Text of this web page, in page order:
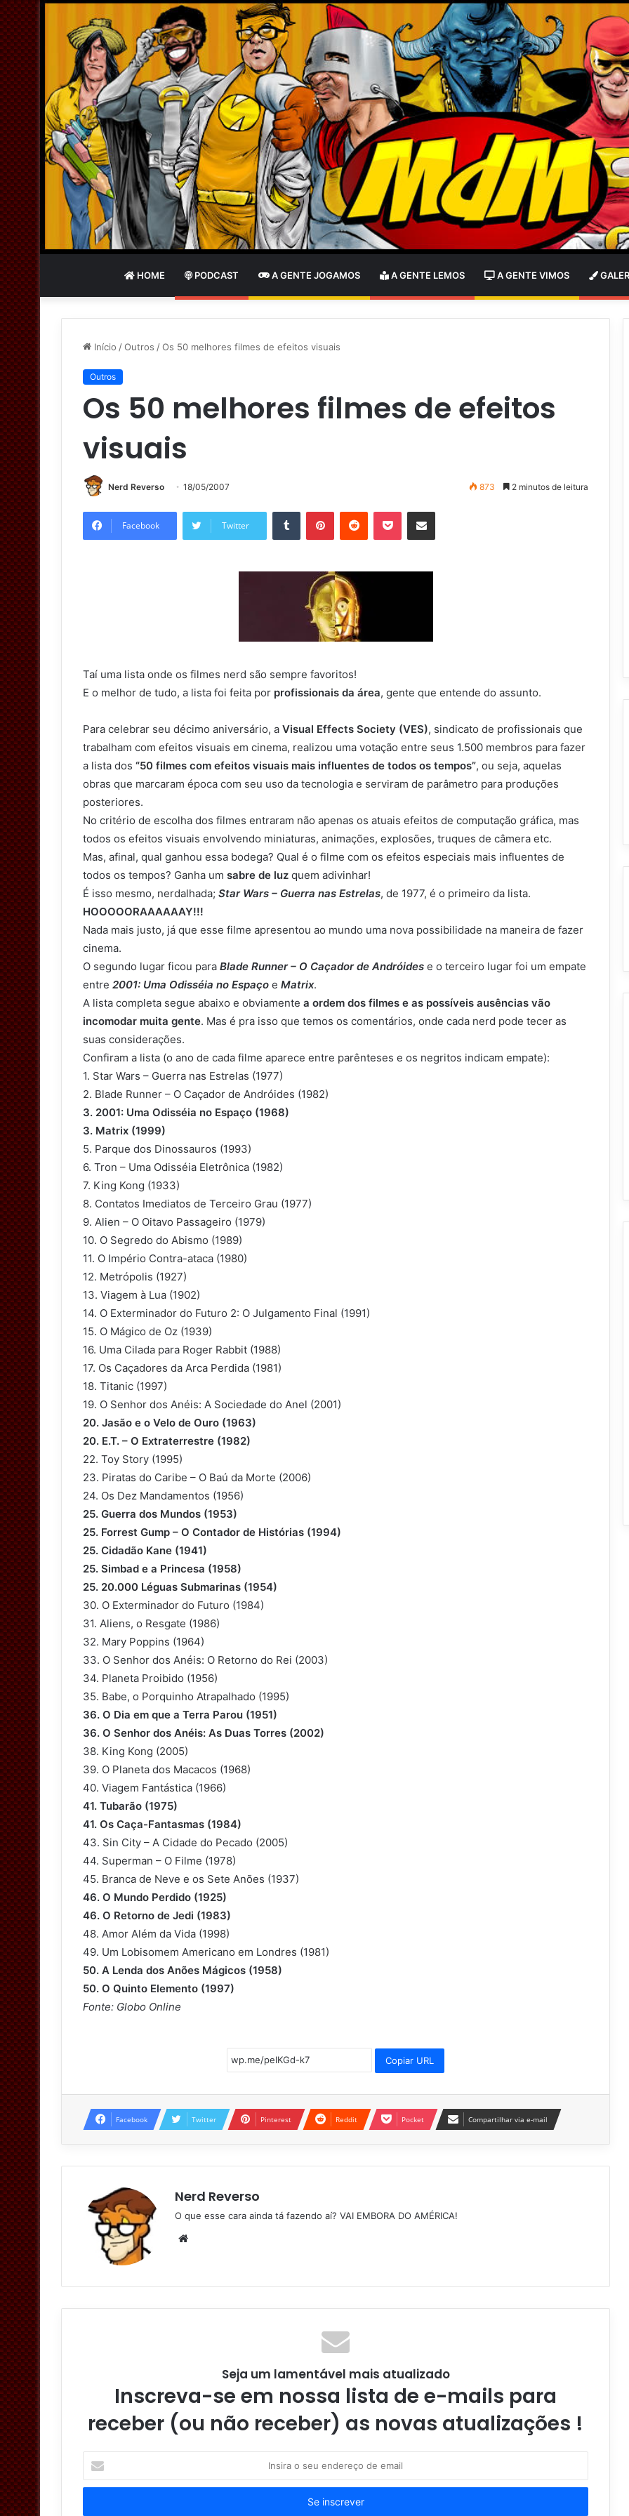
HOME PODCAST A GENTE JOGAMOS A GENTE LEMOS A GENTE VIMOS
Início /Outros /Os 50 melhores filmes de efeitos visuais
Outros
Os 50 melhores filmes de efeitos
visuais
Nerd Reverso 18/05/2007 873 2 minutos de leitura
Facebook Twitter
Taí uma lista onde os filmes nerd são sempre favoritos!
E o melhor de tudo, a lista foi feita por profissionais da área, gente que entende do assunto.
Para celebrar seu décimo aniversário, a Visual Effects Society (VES), sindicato de profissionais que
trabalham com efeitos visuais em cinema, realizou uma votação entre seus 1.500 membros para fazer
a lista dos “50 filmes com efeitos visuais mais influentes de todos os tempos”, ou seja, aquelas
obras que marcaram época com seu uso da tecnologia e serviram de parâmetro para produções
posteriores.
No critério de escolha dos filmes entraram não apenas os atuais efeitos de computação gráfica, mas
todos os efeitos visuais envolvendo miniaturas, animações, explosões, truques de câmera etc.
Mas, afinal, qual ganhou essa bodega? Qual é o filme com os efeitos especiais mais influentes de
todos os tempos? Ganha um sabre de luz quem adivinhar!
É isso mesmo, nerdalhada; Star Wars – Guerra nas Estrelas, de 1977, é o primeiro da lista.
HOOOOORAAAAAAY!!!
Nada mais justo, já que esse filme apresentou ao mundo uma nova possibilidade na maneira de fazer
cinema.
O segundo lugar ficou para Blade Runner – O Caçador de Andróides e o terceiro lugar foi um empate
entre 2001: Uma Odisséia no Espaço e Matrix.
A lista completa segue abaixo e obviamente a ordem dos filmes e as possíveis ausências vão
incomodar muita gente. Mas é pra isso que temos os comentários, onde cada nerd pode tecer as
suas considerações.
Confiram a lista (o ano de cada filme aparece entre parênteses e os negritos indicam empate):
1. Star Wars – Guerra nas Estrelas (1977)
2. Blade Runner – O Caçador de Andróides (1982)
3. 2001: Uma Odisséia no Espaço (1968)
3. Matrix (1999)
5. Parque dos Dinossauros (1993)
6. Tron – Uma Odisséia Eletrônica (1982)
7. King Kong (1933)
8. Contatos Imediatos de Terceiro Grau (1977)
9. Alien – O Oitavo Passageiro (1979)
10. O Segredo do Abismo (1989)
11. O Império Contra-ataca (1980)
12. Metrópolis (1927)
13. Viagem à Lua (1902)
14. O Exterminador do Futuro 2: O Julgamento Final (1991)
15. O Mágico de Oz (1939)
16. Uma Cilada para Roger Rabbit (1988)
17. Os Caçadores da Arca Perdida (1981)
18. Titanic (1997)
19. O Senhor dos Anéis: A Sociedade do Anel (2001)
20. Jasão e o Velo de Ouro (1963)
20. E.T. – O Extraterrestre (1982)
22. Toy Story (1995)
23. Piratas do Caribe – O Baú da Morte (2006)
24. Os Dez Mandamentos (1956)
25. Guerra dos Mundos (1953)
25. Forrest Gump – O Contador de Histórias (1994)
25. Cidadão Kane (1941)
25. Simbad e a Princesa (1958)
25. 20.000 Léguas Submarinas (1954)
30. O Exterminador do Futuro (1984)
31. Aliens, o Resgate (1986)
32. Mary Poppins (1964)
33. O Senhor dos Anéis: O Retorno do Rei (2003)
34. Planeta Proibido (1956)
35. Babe, o Porquinho Atrapalhado (1995)
36. O Dia em que a Terra Parou (1951)
36. O Senhor dos Anéis: As Duas Torres (2002)
38. King Kong (2005)
39. O Planeta dos Macacos (1968)
40. Viagem Fantástica (1966)
41. Tubarão (1975)
41. Os Caça-Fantasmas (1984)
43. Sin City – A Cidade do Pecado (2005)
44. Superman – O Filme (1978)
45. Branca de Neve e os Sete Anões (1937)
46. O Mundo Perdido (1925)
46. O Retorno de Jedi (1983)
48. Amor Além da Vida (1998)
49. Um Lobisomem Americano em Londres (1981)
50. A Lenda dos Anões Mágicos (1958)
50. O Quinto Elemento (1997)
Fonte: Globo Online
Copiar URL
Facebook Twitter Pinterest Reddit Pocket Compartilhar via e-mail
Nerd Reverso
O que esse cara ainda tá fazendo aí? VAI EMBORA DO AMÉRICA!
s
i
Seja um lamentável mais atualizado
Inscreva-se em nossa lista de e-mails para
receber (ou não receber) as novas atualizações !
s